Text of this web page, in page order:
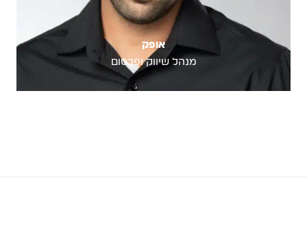
אופק
מנהל שיווק ופרסום